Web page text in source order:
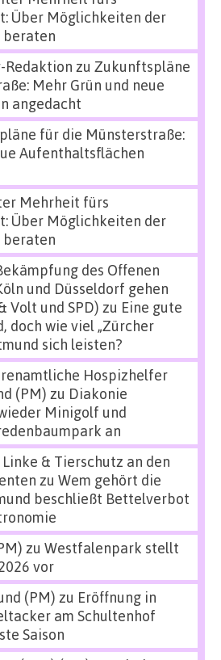
Über Möglichkeiten der
beraten
Redaktion zu Zukunftspläne
Mehr Grün und neue
angedacht
für die Münsterstraße:
Aufenthaltsflächen
Mehrheit fürs
Über Möglichkeiten der
beraten
des Offenen
und Düsseldorf gehen
Volt und SPD) zu Eine gute
doch wie viel „Zürcher
sich leisten?
Hospizhelfer
(PM) zu Diakonie
Minigolf und
an
& Tierschutz an den
zu Wem gehört die
beschließt Bettelverbot
zu Westfalenpark stellt
vor
(PM) zu Eröffnung in
am Schultenhof
Saison